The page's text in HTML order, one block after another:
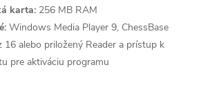
karta: 256 MB RAM
Windows Media Player 9, ChessBase
16 alebo priložený Reader a prístup k
pre aktiváciu programu